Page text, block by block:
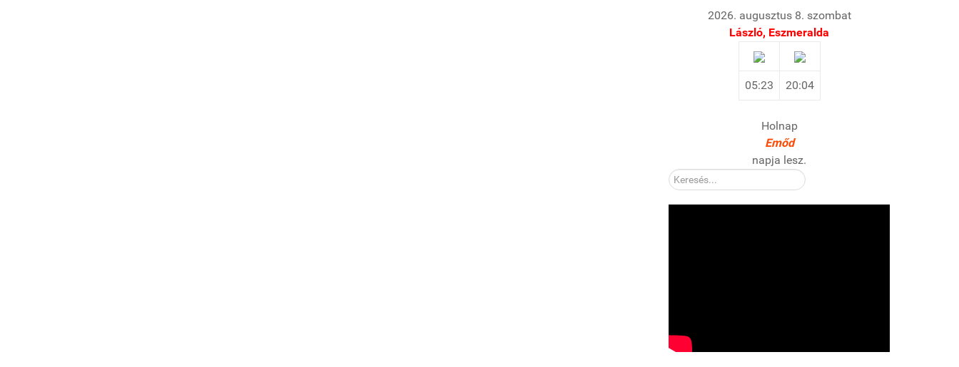
2026. augusztus 8. szombat
László, Eszmeralda
05:23 20:04
Holnap
Emőd
napja lesz.
Kereső: